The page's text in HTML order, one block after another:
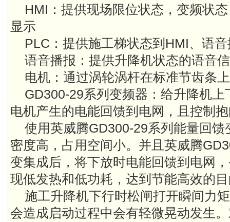
HMI：提供现场限位状态，变频状
显示
PLC：提供施工梯状态到HMI、语
语音播报：提供升降机状态的语音
电机：通过涡轮涡杆在标准节齿条
GD300-29系列变频器：给升降机
电机产生的电能回馈到电网，且控制
使用英威腾GD300-29系列能量回
密度高，占用空间小。并且英威腾
变集成后，将下放时电能回馈到电网
现低发热和低功耗，达到节能高效的
施工升降机下行时松闸打开瞬间力
会造成启动过程中会有轻微晃动发生